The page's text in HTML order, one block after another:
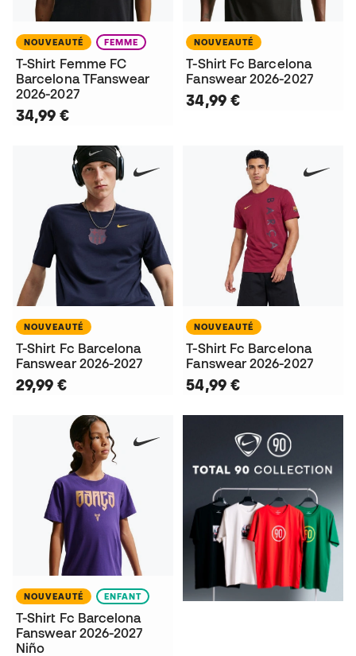
NOUVEAUTÉ FEMME
T-Shirt Femme FC
Barcelona TFanswear
2026-2027
34,99 €
NOUVEAUTÉ
T-Shirt Fc Barcelona
Fanswear 2026-2027
34,99 €
NOUVEAUTÉ
T-Shirt Fc Barcelona
Fanswear 2026-2027
29,99 €
NOUVEAUTÉ
T-Shirt Fc Barcelona
Fanswear 2026-2027
54,99 €
NOUVEAUTÉ ENFANT
T-Shirt Fc Barcelona
Fanswear 2026-2027
Niño